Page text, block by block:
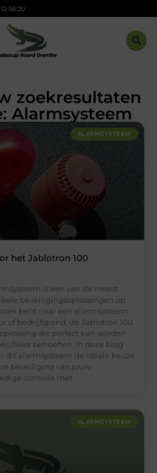
12:58:21
zoekresultaten
Alarmsysteem
ALARMSYSTEEM
het Jablotron 100
is een van de meest
beveiligingsoplossingen op
bent naar een alarmsysteem
of bedrijfspand, de Jablotron 100
die perfect kan worden
behoeften. In deze blog
dit alarmsysteem de ideale keuze
beveiliging van jouw
controle met
ALARMSYSTEEM